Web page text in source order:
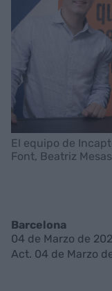
El equipo de
Font, Beatriz
Barcelona
04 de Marzo de
Act. 04 de Marzo